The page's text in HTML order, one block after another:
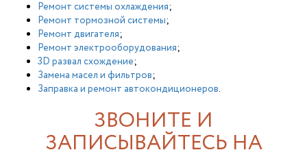
Ремонт системы охлаждения;
Ремонт тормозной системы;
Ремонт двигателя;
Ремонт электрооборудования;
3D развал схождение;
Замена масел и фильтров;
Заправка и ремонт автокондиционеров.
ЗВОНИТЕ И
ЗАПИСЫВАЙТЕСЬ НА